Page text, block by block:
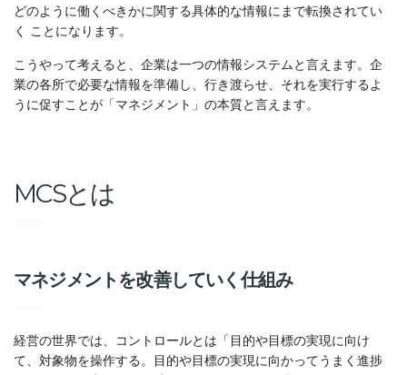
どのように働くべきかに関する具体的な情報にまで転換されてい
く ことになります。
こうやって考えると、企業は一つの情報システムと言えます。企
業の各所で必要な情報を準備し、行き渡らせ、それを実行するよ
うに促すことが「マネジメント」の本質と言えます。
MCSとは
マネジメントを改善していく仕組み
経営の世界では、コントロールとは「目的や目標の実現に向け
て、対象物を操作する。目的や目標の実現に向かってうまく進捗